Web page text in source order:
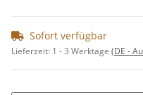
Sofort verfügbar
Lieferzeit: 1 - 3 Werktage (DE -